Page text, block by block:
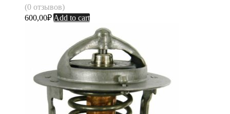
(0 отзывов)
600,00₽Add to cart